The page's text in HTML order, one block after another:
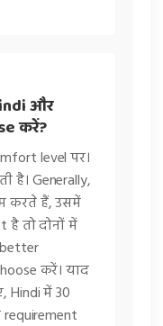
और
करें?
level पर।
है। Generally,
करते हैं, उसमें
है तो दोनों में
करें। याद
Hindi में 30